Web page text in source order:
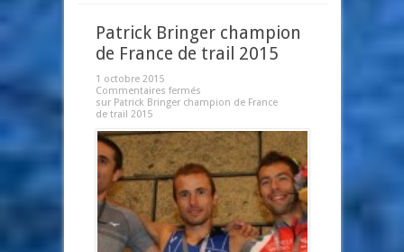
Patrick Bringer champion
de France de trail 2015
1 octobre 2015
Commentaires fermés
sur Patrick Bringer champion de France
de trail 2015